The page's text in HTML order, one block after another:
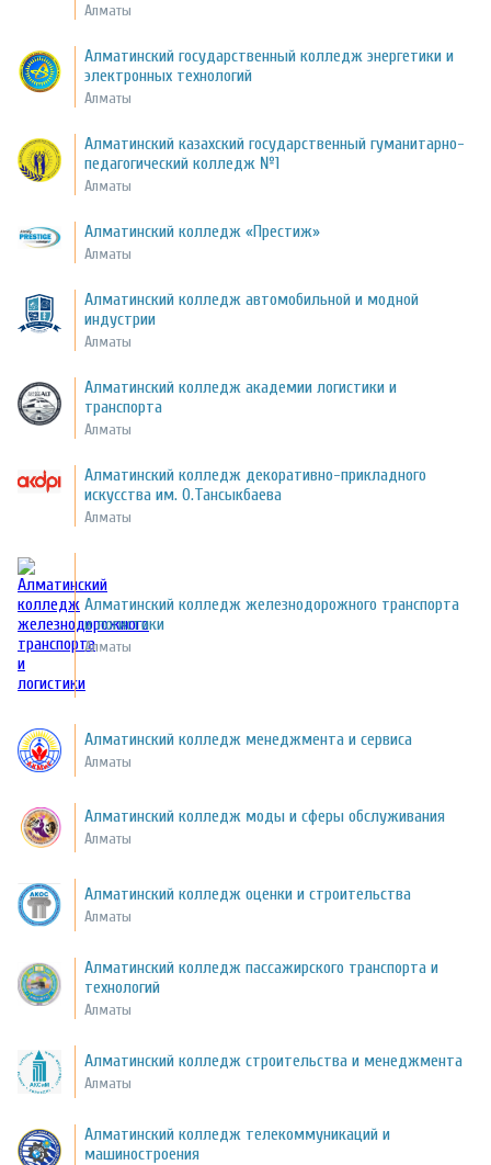
Алматы
Алматинский государственный колледж энергетики и
электронных технологий
Алматы
Алматинский казахский государственный гуманитарно-
педагогический колледж №1
Алматы
Алматинский колледж «Престиж»
Алматы
Алматинский колледж автомобильной и модной
индустрии
Алматы
Алматинский колледж академии логистики и
транспорта
Алматы
Алматинский колледж декоративно-прикладного
искусства им. О.Тансыкбаева
Алматы
Алматинский колледж железнодорожного транспорта
и логистики
Алматы
Алматинский колледж менеджмента и сервиса
Алматы
Алматинский колледж моды и сферы обслуживания
Алматы
Алматинский колледж оценки и строительства
Алматы
Алматинский колледж пассажирского транспорта и
технологий
Алматы
Алматинский колледж строительства и менеджмента
Алматы
Алматинский колледж телекоммуникаций и
машиностроения